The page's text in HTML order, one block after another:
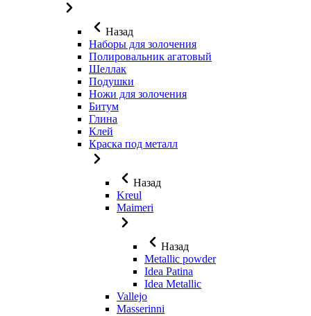
Назад
Наборы для золочения
Полировальник агатовый
Шеллак
Подушки
Ножи для золочения
Битум
Глина
Клей
Краска под металл
Назад
Kreul
Maimeri
Назад
Metallic powder
Idea Patina
Idea Metallic
Vallejo
Masserinni